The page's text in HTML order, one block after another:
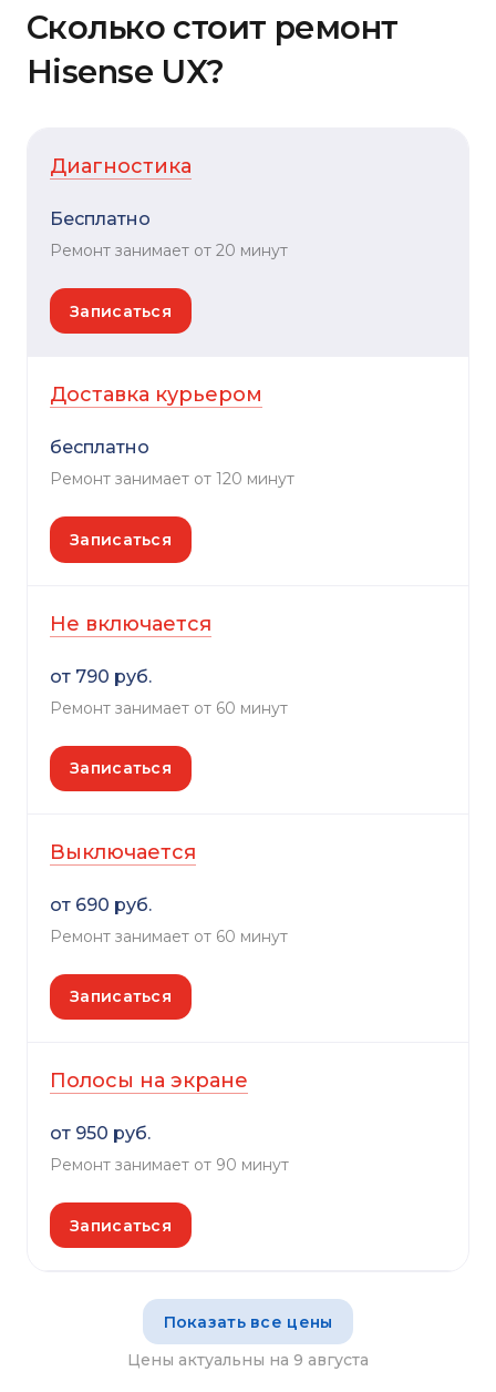
Сколько стоит ремонт
Hisense UX?
Диагностика
Бесплатно
Ремонт занимает от 20 минут
Записаться
Доставка курьером
бесплатно
Ремонт занимает от 120 минут
Записаться
Не включается
от 790 руб.
Ремонт занимает от 60 минут
Записаться
Выключается
от 690 руб.
Ремонт занимает от 60 минут
Записаться
Полосы на экране
от 950 руб.
Ремонт занимает от 90 минут
Записаться
Показать все цены
Цены актуальны на 9 августа